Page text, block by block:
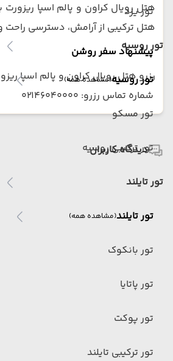
تور یزد
تور روسیه
تور روسیه(مشاهده همه)
تور مسکو
تور ترکیبی روسیه
تور تایلند
تور تایلند(مشاهده همه)
تور بانکوک
تور پاتایا
تور پوکت
تور ترکیبی تایلند
هتل رویال کراون و پالم اسپا
هتل ترکیبی از آرامش، دسترسی
پیشنهاد سفر روشن
رزرو هتل رویال کراون و پالم اسپا
شماره تماس رزرو: 02146040000
دیدگاه کاربران